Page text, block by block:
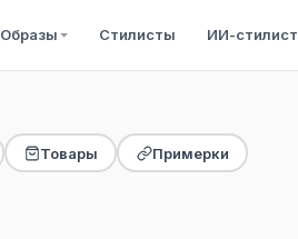
Образы Стилисты ИИ-стилист
Товары Примерки